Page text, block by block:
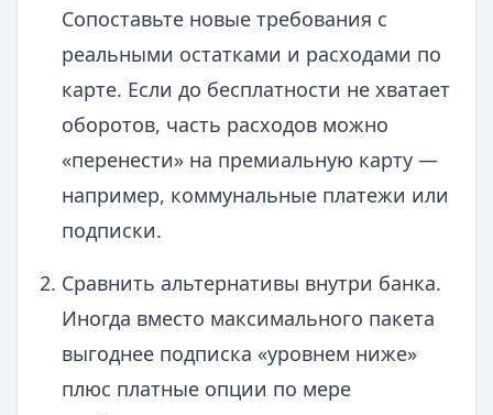
Сопоставьте новые требования с
реальными остатками и расходами по
карте. Если до бесплатности не хватает
оборотов, часть расходов можно
«перенести» на премиальную карту —
например, коммунальные платежи или
подписки.
Сравнить альтернативы внутри банка.
Иногда вместо максимального пакета
выгоднее подписка «уровнем ниже»
плюс платные опции по мере